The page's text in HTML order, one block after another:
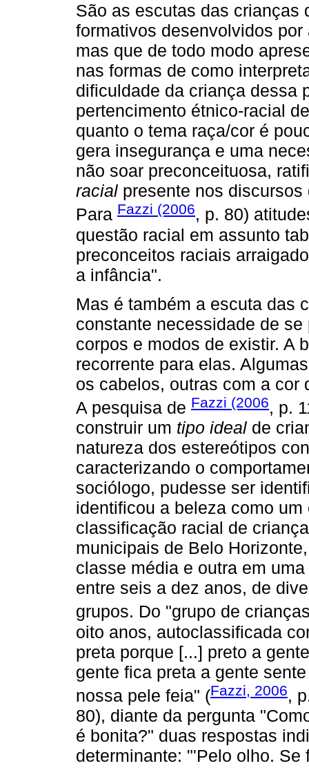
São as escutas das crianças
formativos desenvolvidos
mas que de todo modo
nas formas de como
dificuldade da criança dessa
pertencimento étnico-racial
quanto o tema raça/cor é
gera insegurança e uma
não soar preconceituosa,
racial presente nos
Para Fazzi (2006, p. 80)
questão racial em assunto
preconceitos raciais
a infância".
Mas é também a escuta das
constante necessidade de
corpos e modos de existir. A
recorrente para elas.
os cabelos, outras com a cor
A pesquisa de Fazzi (2006, p.
construir um tipo ideal de
natureza dos estereótipos
caracterizando o
sociólogo, pudesse ser
identificou a beleza como
classificação racial de
municipais de Belo
classe média e outra em
entre seis a dez anos, de
grupos. Do "grupo de
oito anos, autoclassificada
preta porque [...] preto a
gente fica preta a gente
nossa pele feia" (Fazzi, 2006,
80), diante da pergunta
é bonita?" duas respostas
determinante: "'Pelo olho.